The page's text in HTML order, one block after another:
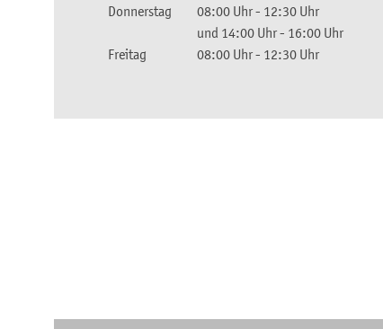
Donnerstag
08:00 Uhr- 12:30 Uhr
und 14:00 Uhr- 16:00 Uhr
Freitag
08:00 Uhr- 12:30 Uhr